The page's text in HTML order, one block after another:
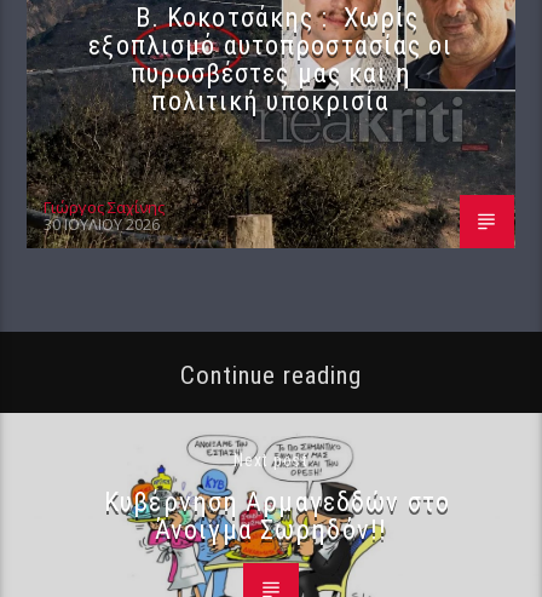
Β. Κοκοτσάκης : Χωρίς
εξοπλισμό αυτοπροστασίας οι
πυροσβέστες μας και η
πολιτική υποκρισία
Γιώργος Σαχίνης
30 ΙΟΥΛΊΟΥ 2026
Continue reading
Next post
Κυβέρνηση Αρμαγεδδών στο
Άνοιγμα Σωρηδόν!!